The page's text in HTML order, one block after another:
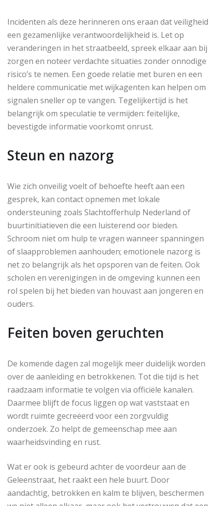
Incidenten als deze herinneren ons eraan dat veiligheid
een gezamenlijke verantwoordelijkheid is. Let op
veranderingen in het straatbeeld, spreek elkaar aan bij
zorgen en noteer verdachte situaties zonder onnodige
risico’s te nemen. Een goede relatie met buren en een
heldere communicatie met wijkagenten kan helpen om
signalen sneller op te vangen. Tegelijkertijd is het
belangrijk om speculatie te vermijden: feitelijke,
bevestigde informatie voorkomt onrust.
Steun en nazorg
Wie zich onveilig voelt of behoefte heeft aan een
gesprek, kan contact opnemen met lokale
ondersteuning zoals Slachtofferhulp Nederland of
buurtinitiatieven die een luisterend oor bieden.
Schroom niet om hulp te vragen wanneer spanningen
of slaapproblemen aanhouden; emotionele nazorg is
net zo belangrijk als het opsporen van de feiten. Ook
scholen en verenigingen in de omgeving kunnen een
rol spelen bij het bieden van houvast aan jongeren en
ouders.
Feiten boven geruchten
De komende dagen zal mogelijk meer duidelijk worden
over de aanleiding en betrokkenen. Tot die tijd is het
raadzaam informatie te volgen via officiële kanalen.
Daarmee blijft de focus liggen op wat vaststaat en
wordt ruimte gecreëerd voor een zorgvuldig
onderzoek. Zo helpt de gemeenschap mee aan
waarheidsvinding en rust.
Wat er ook is gebeurd achter de voordeur aan de
Geleenstraat, het raakt een hele buurt. Door
aandachtig, betrokken en kalm te blijven, beschermen